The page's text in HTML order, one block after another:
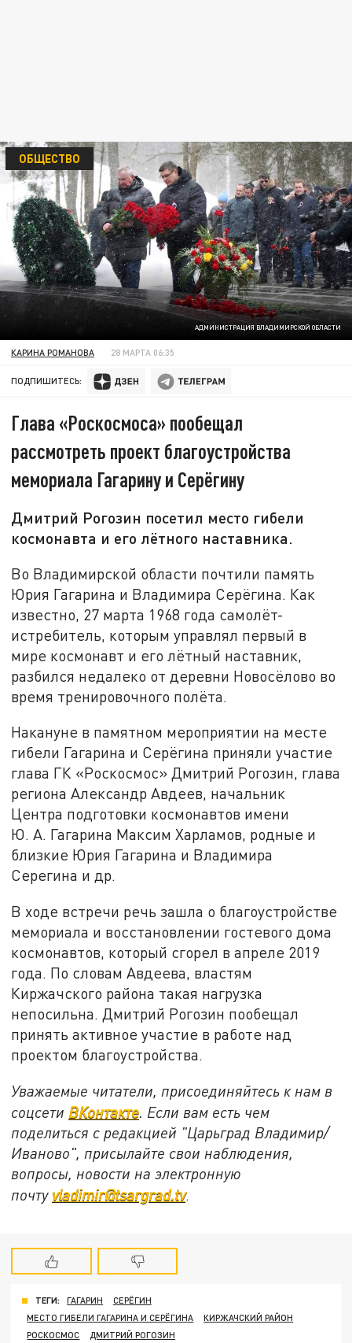
АДМИНИСТРАЦИЯ ВЛАДИМИРСКОЙ ОБЛАСТИ
ОБЩЕСТВО
КАРИНА РОМАНОВА 28 МАРТА 06:35
ПОДПИШИТЕСЬ:
Глава «Роскосмоса» пообещал
рассмотреть проект благоустройства
мемориала Гагарину и Серёгину
Дмитрий Рогозин посетил место гибели
космонавта и его лётного наставника.
Во Владимирской области почтили память
Юрия Гагарина и Владимира Серёгина. Как
известно, 27 марта 1968 года самолёт-
истребитель, которым управлял первый в
мире космонавт и его лётный наставник,
разбился недалеко от деревни Новосёлово во
время тренировочного полёта.
Накануне в памятном мероприятии на месте
гибели Гагарина и Серёгина приняли участие
глава ГК «Роскосмос» Дмитрий Рогозин, глава
региона Александр Авдеев, начальник
Центра подготовки космонавтов имени
Ю. А. Гагарина Максим Харламов, родные и
близкие Юрия Гагарина и Владимира
Серегина и др.
В ходе встречи речь зашла о благоустройстве
мемориала и восстановлении гостевого дома
космонавтов, который сгорел в апреле 2019
года. По словам Авдеева, властям
Киржачского района такая нагрузка
непосильна. Дмитрий Рогозин пообещал
принять активное участие в работе над
проектом благоустройства.
Уважаемые читатели, присоединяйтесь к нам в
соцсети ВКонтакте. Если вам есть чем
поделиться с редакцией "Царьград Владимир/
Иваново", присылайте свои наблюдения,
вопросы, новости на электронную
почту vladimir@tsargrad.tv.
ТЕГИ: ГАГАРИН
СЕРЁГИН
МЕСТО ГИБЕЛИ ГАГАРИНА И СЕРЁГИНА
КИРЖАЧСКИЙ РАЙОН
РОСКОСМОС
ДМИТРИЙ РОГОЗИН